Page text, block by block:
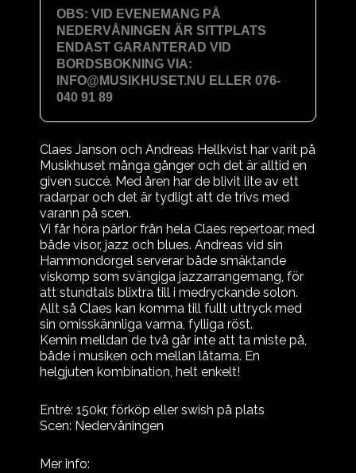
OBS: VID EVENEMANG PÅ
NEDERVÅNINGEN ÄR SITTPLATS
ENDAST GARANTERAD VID
BORDSBOKNING VIA:
INFO@MUSIKHUSET.NU ELLER 076-
040 91 89
Claes Janson och Andreas Hellkvist har varit på
Musikhuset många gånger och det är alltid en
given succé. Med åren har de blivit lite av ett
radarpar och det är tydligt att de trivs med
varann på scen.
Vi får höra pärlor från hela Claes repertoar, med
både visor, jazz och blues. Andreas vid sin
Hammondorgel serverar både smäktande
viskomp som svängiga jazzarrangemang, för
att stundtals blixtra till i medryckande solon.
Allt så Claes kan komma till fullt uttryck med
sin omisskännliga varma, fylliga röst.
Kemin melldan de två går inte att ta miste på,
både i musiken och mellan låtarna. En
helgjuten kombination, helt enkelt!
Entré: 150kr, förköp eller swish på plats
Scen: Nedervåningen
Mer info: